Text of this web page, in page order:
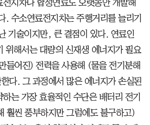
전지차나 합성연료도 오랫동안 개발해
. 수소연료전지차는 주행거리를 늘리기
기술이지만, 큰 결점이 있다. 연료인
위해서는 대량의 신재생 에너지가 필요
들어진) 전력을 사용해 (물을 전기분해
다. 그 과정에서 많은 에너지가 손실된
는 가장 효율적인 수단은 배터리 전기
훨씬 풍부하지만 그럼에도 불구하고)